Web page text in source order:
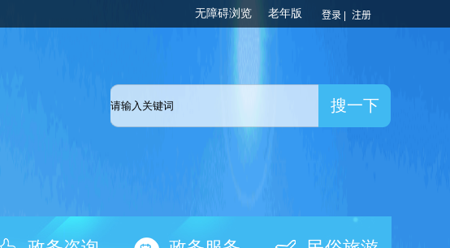
登录 | 注册